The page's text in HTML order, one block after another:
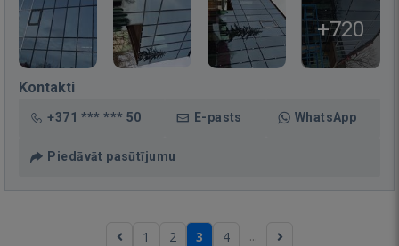
+720
Kontakti
+371 *** *** 50 E-pasts WhatsApp
Piedāvāt pasūtījumu
1 2 3 4 ...